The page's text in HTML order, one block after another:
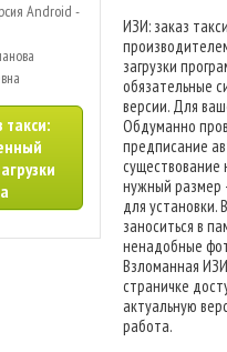
Android -
такси:
ИЗИ: заказ
загрузки
обязательные
версии. Для
Обдуманно
предписание
существование
нужный размер
для установки.
заноситься в
ненадобные
Взломанная
страничке
актуальную
работа.